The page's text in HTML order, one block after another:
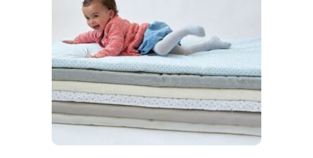
Ajouter au panier